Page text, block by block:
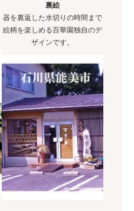
裏絵
器を裏返した水切りの時間まで
絵柄を楽しめる百華園独自のデ
ザインです。